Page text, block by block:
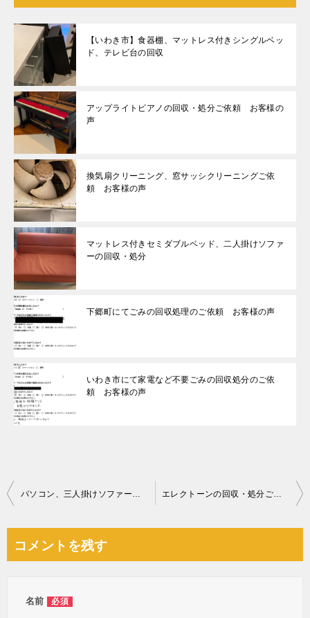
【いわき市】食器棚、マットレス付きシングルベッ
ド、テレビ台の回収
アップライトピアノの回収・処分ご依頼 お客様の
声
換気扇クリーニング、窓サッシクリーニングご依
頼 お客様の声
マットレス付きセミダブルベッド、二人掛けソファ
ーの回収・処分
下郷町にてごみの回収処理のご依頼 お客様の声
いわき市にて家電など不要ごみの回収処分のご依
頼 お客様の声
投
ビ
パソコン、三人掛けソファー、椅子、小型家電等の回収・処分ご依頼 エレクトーンの回収・処分ご依頼 お客様の声
コメントを残す
名前 必須